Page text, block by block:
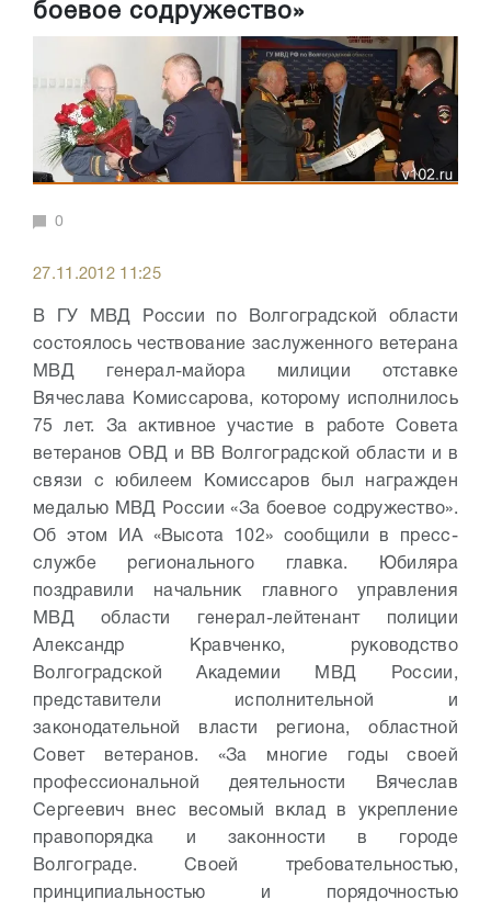
боевое содружество»
0
27.11.2012 11:25
В ГУ МВД России по Волгоградской области
состоялось чествование заслуженного ветерана
МВД генерал-майора милиции отставке
Вячеслава Комиссарова, которому исполнилось
75 лет. За активное участие в работе Совета
ветеранов ОВД и ВВ Волгоградской области и в
связи с юбилеем Комиссаров был награжден
медалью МВД России «За боевое содружество».
Об этом ИА «Высота 102» сообщили в пресс-
службе регионального главка. Юбиляра
поздравили начальник главного управления
МВД области генерал-лейтенант полиции
Александр Кравченко, руководство
Волгоградской Академии МВД России,
представители исполнительной и
законодательной власти региона, областной
Совет ветеранов. «За многие годы своей
профессиональной деятельности Вячеслав
Сергеевич внес весомый вклад в укрепление
правопорядка и законности в городе
Волгограде. Своей требовательностью,
принципиальностью и порядочностью